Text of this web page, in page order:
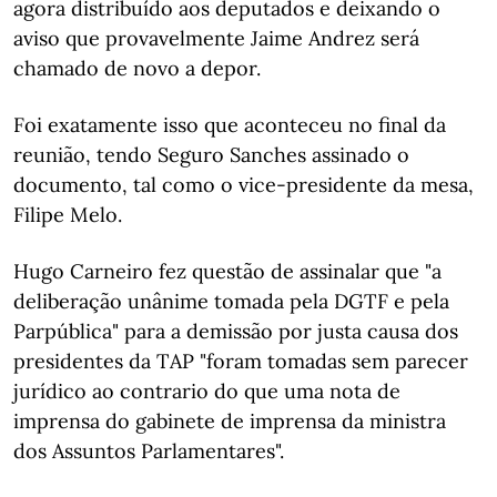
agora distribuído aos deputados e deixando o
aviso que provavelmente Jaime Andrez será
chamado de novo a depor.
Foi exatamente isso que aconteceu no final da
reunião, tendo Seguro Sanches assinado o
documento, tal como o vice-presidente da mesa,
Filipe Melo.
Hugo Carneiro fez questão de assinalar que "a
deliberação unânime tomada pela DGTF e pela
Parpública" para a demissão por justa causa dos
presidentes da TAP "foram tomadas sem parecer
jurídico ao contrario do que uma nota de
imprensa do gabinete de imprensa da ministra
dos Assuntos Parlamentares".